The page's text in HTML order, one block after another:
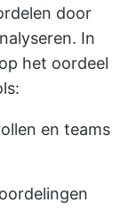
door
In
het oordeel
en teams